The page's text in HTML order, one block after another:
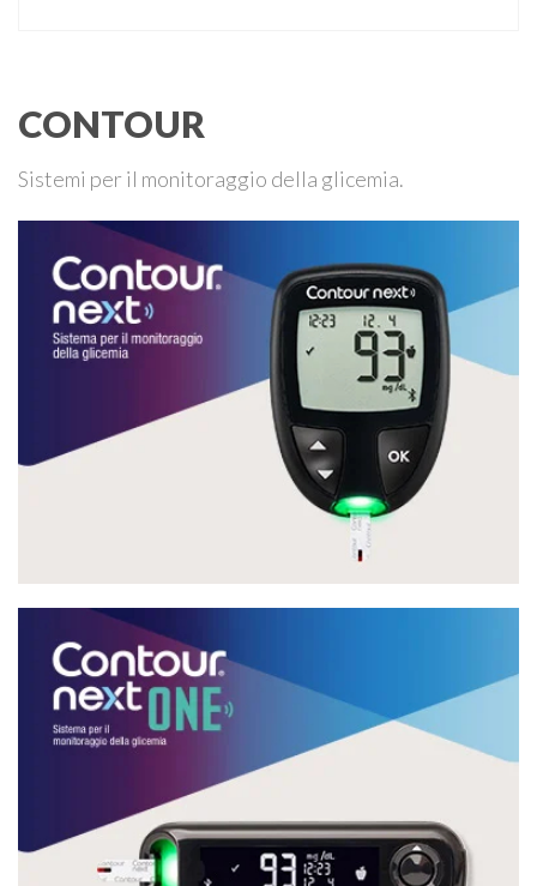
CONTOUR
Sistemi per il monitoraggio della glicemia.